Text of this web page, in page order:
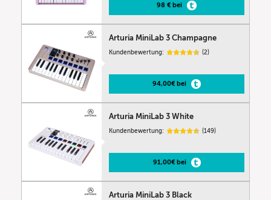
98 € bei
Arturia MiniLab 3 Champagne
Kundenbewertung: (2)
94,00€ bei
Arturia MiniLab 3 White
Kundenbewertung: (149)
91,00€ bei
Arturia MiniLab 3 Black